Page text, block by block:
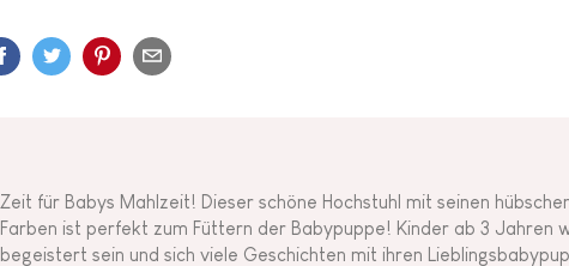
Zeit für Babys Mahlzeit! Dieser schöne Hochstuhl mit seinen
Farben ist perfekt zum Füttern der Babypuppe! Kinder ab 3 Jahren
begeistert sein und sich viele Geschichten mit ihren